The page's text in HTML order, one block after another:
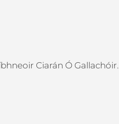
Ciarán Ó Gallachóir.